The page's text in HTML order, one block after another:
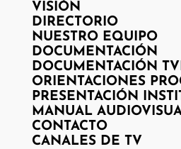
VISIÓN
DIRECTORIO
NUESTRO EQUIPO
DOCUMENTACIÓN
DOCUMENTACIÓN
ORIENTACIONES
PRESENTACIÓN
MANUAL
CONTACTO
CANALES DE TV